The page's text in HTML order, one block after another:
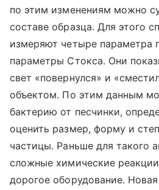
по этим изменениям можно
составе образца. Для этого
измеряют четыре параметра
параметры Стокса. Они
свет «повернулся» и
объектом. По этим данным
бактерию от песчинки,
оценить размер, форму и
частицы. Раньше для такого
сложные химические
дорогое оборудование.